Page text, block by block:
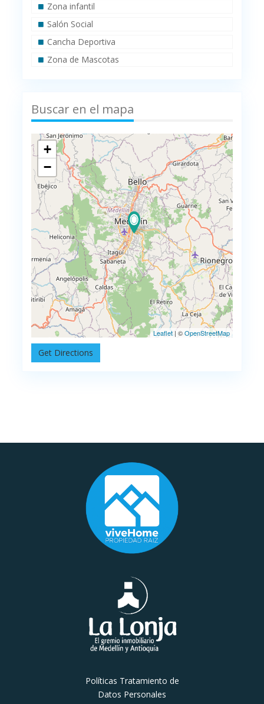
Zona infantil
Salón Social
Cancha Deportiva
Zona de Mascotas
Buscar en el mapa
+
−
Leaflet| ©OpenStreetMap
Get Directions
Políticas Tratamiento de
Datos Personales